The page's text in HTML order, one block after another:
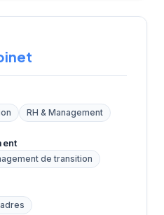
RH & Management
de transition